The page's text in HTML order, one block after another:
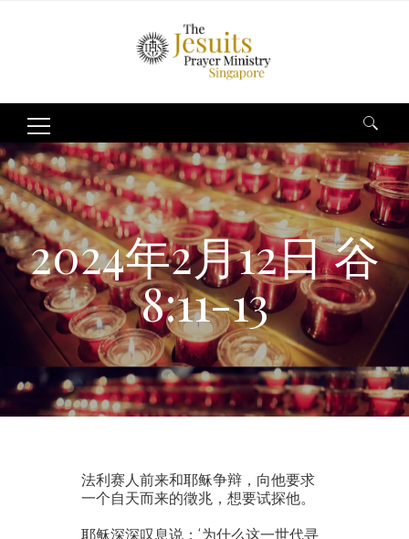
Search
for:
2024年2月12日 谷
8:11-13
法利赛人前来和耶稣争辩，向他要求
一个自天而来的徵兆，想要试探他。
耶稣深深叹息说：‘为什么这一世代寻